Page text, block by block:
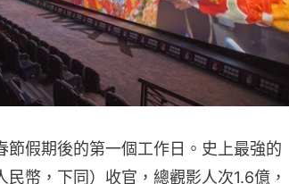
節假期後的第一個工作日。史上最強的
幣，下同）收官，總觀影人次1.6億，